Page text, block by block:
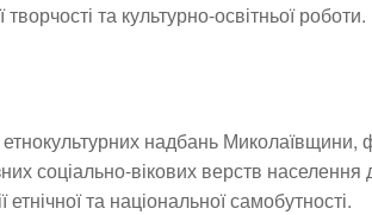
та культурно-освітньої роботи.
надбань Миколаївщини,
соціально-вікових верств населення
та національної самобутності.